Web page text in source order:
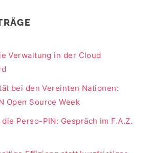
Verwaltung in der Cloud
bei den Vereinten Nationen:
Open Source Week
Perso-PIN: Gespräch im F.A.Z.